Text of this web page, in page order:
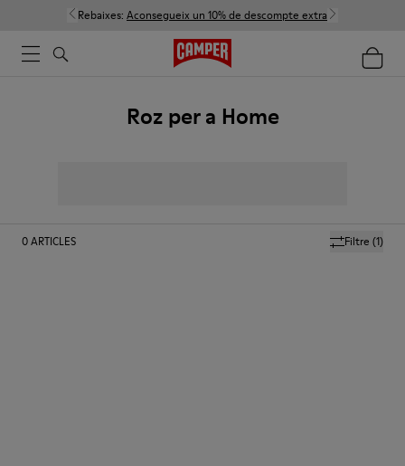
Rebaixes: Aconsegueix un 10% de descompte extra
Roz per a Home
Filtre (1)
0ARTICLES